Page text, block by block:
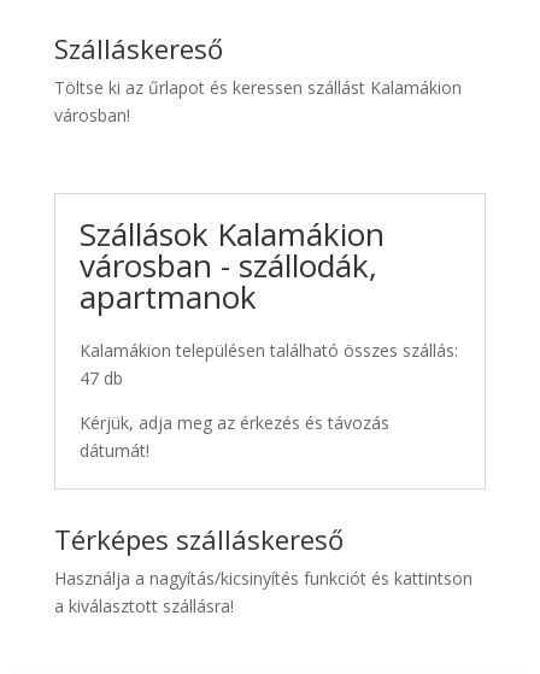
Kiwi
Taxi
Szálláskereső
Töltse ki az űrlapot és keressen szállást Kalamákion
városban!
Szállások Kalamákion
városban - szállodák,
apartmanok
Kalamákion településen található összes szállás:
47 db
Kérjük, adja meg az érkezés és távozás
dátumát!
Térképes szálláskereső
Használja a nagyítás/kicsinyítés funkciót és kattintson
a kiválasztott szállásra!